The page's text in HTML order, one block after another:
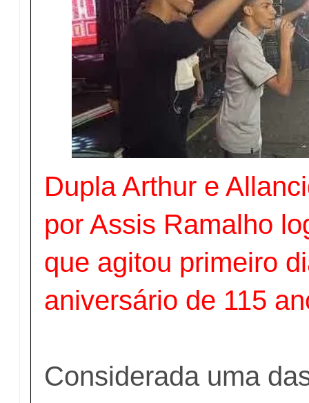
Dupla Arthur e
por Assis Ramalho
que agitou primeiro
aniversário de 115
Considerada uma